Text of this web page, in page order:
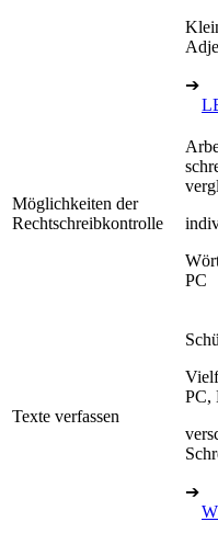
➔
Möglichkeiten der
Rechtschreibkontrolle
PC
Texte verfassen
PC,
➔